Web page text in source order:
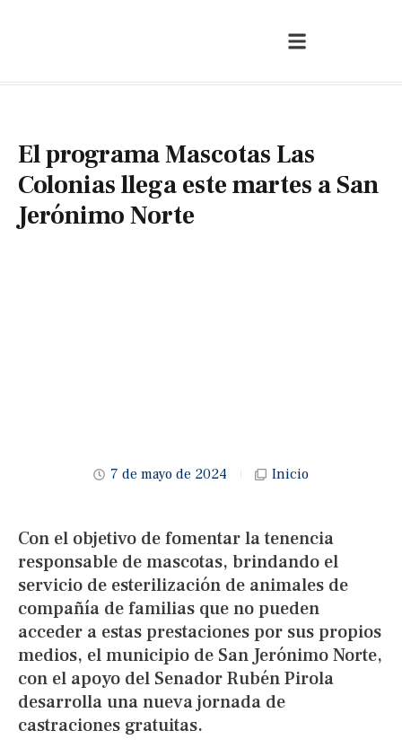
El programa Mascotas Las
Colonias llega este martes a San
Jerónimo Norte
7 de mayo de 2024 Inicio
Con el objetivo de fomentar la tenencia
responsable de mascotas, brindando el
servicio de esterilización de animales de
compañía de familias que no pueden
acceder a estas prestaciones por sus propios
medios, el municipio de San Jerónimo Norte,
con el apoyo del Senador Rubén Pirola
desarrolla una nueva jornada de
castraciones gratuitas.